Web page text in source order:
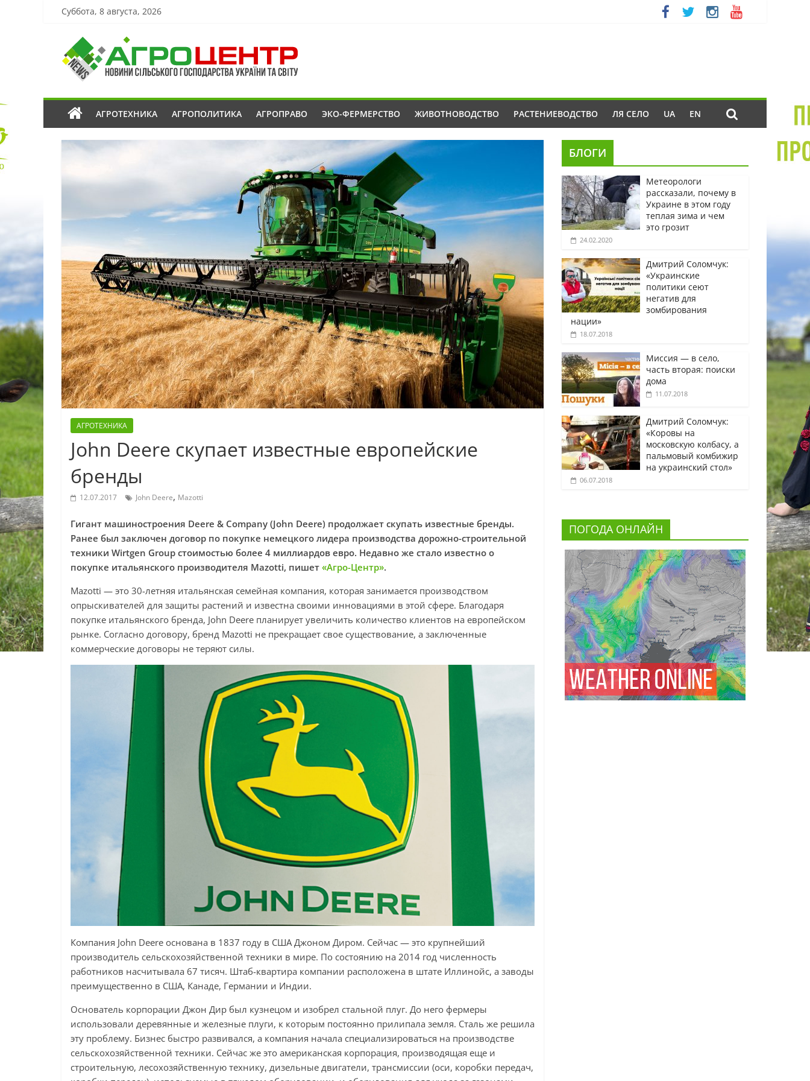
Суббота, 8 августа, 2026
АГРОТЕХНИКА АГРОПОЛИТИКА АГРОПРАВО ЭКО-ФЕРМЕРСТВО ЖИВОТНОВОДСТВО РАСТЕНИЕВОДСТВО ЛЯ СЕЛО UA EN
АГРОТЕХНИКА
John Deere скупает известные европейские
бренды
12.07.2017 John Deere, Mazotti
Гигант машиностроения Deere & Company (John Deere) продолжает скупать известные бренды.
Ранее был заключен договор по покупке немецкого лидера производства дорожно-строительной
техники Wirtgen Group стоимостью более 4 миллиардов евро. Недавно же стало известно о
покупке итальянского производителя Mazotti, пишет «Агро-Центр».
Mazotti — это 30-летняя итальянская семейная компания, которая занимается производством
опрыскивателей для защиты растений и известна своими инновациями в этой сфере. Благодаря
покупке итальянского бренда, John Deere планирует увеличить количество клиентов на европейском
рынке. Согласно договору, бренд Mazotti не прекращает свое существование, а заключенные
коммерческие договоры не теряют силы.
Компания John Deere основана в 1837 году в США Джоном Диром. Сейчас — это крупнейший
производитель сельскохозяйственной техники в мире. По состоянию на 2014 год численность
работников насчитывала 67 тисяч. Штаб-квартира компании расположена в штате Иллинойс, а заводы
преимущественно в США, Канаде, Германии и Индии.
Основатель корпорации Джон Дир был кузнецом и изобрел стальной плуг. До него фермеры
использовали деревянные и железные плуги, к которым постоянно прилипала земля. Сталь же решила
эту проблему. Бизнес быстро развивался, а компания начала специализироваться на производстве
сельскохозяйственной техники. Сейчас же это американская корпорация, производящая еще и
строительную, лесохозяйственную технику, дизельные двигатели, трансмиссии (оси, коробки передач,
БЛОГИ
Метеорологи
рассказали, почему в
Украине в этом году
теплая зима и чем
это грозит
24.02.2020
Дмитрий Соломчук:
«Украинские
политики сеют
негатив для
зомбирования
нации»
18.07.2018
Миссия — в село,
часть вторая: поиски
дома
11.07.2018
Дмитрий Соломчук:
«Коровы на
московскую колбасу, а
пальмовый комбижир
на украинский стол»
06.07.2018
ПОГОДА ОНЛАЙН